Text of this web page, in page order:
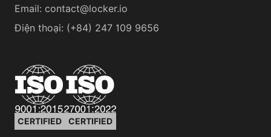
Email: contact@locker.io
Điện thoại: (+84) 247 109 9656
CERTIFIED CERTIFIED